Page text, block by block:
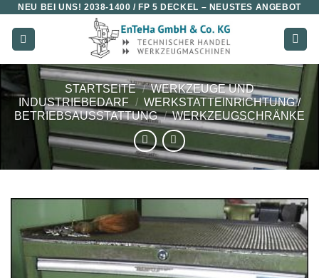
Zum
Inhalt
springen
NEU BEI UNS!2038-1400 / FP 5 DECKEL – NEUSTES ANGEBOT
STARTSEITE / WERKZEUGE UND
INDUSTRIEBEDARF / WERKSTATTEINRICHTUNG /
BETRIEBSAUSSTATTUNG / WERKZEUGSCHRÄNKE